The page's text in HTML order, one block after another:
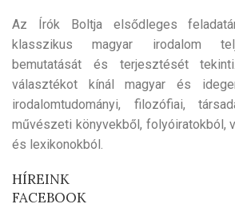
Az Írók Boltja elsődleges
klasszikus magyar irodalom
bemutatását és terjesztését
választékot kínál magyar és
irodalomtudományi, filozófiai,
művészeti könyvekből, folyóiratokból,
és lexikonokból.
HÍREINK
FACEBOOK